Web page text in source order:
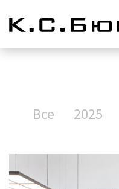
Все 2025